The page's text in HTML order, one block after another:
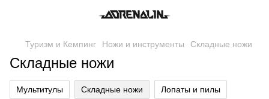
Туризм и Кемпинг Ножи и инструменты Складные ножи
Складные ножи
Мультитулы Складные ножи Лопаты и пилы